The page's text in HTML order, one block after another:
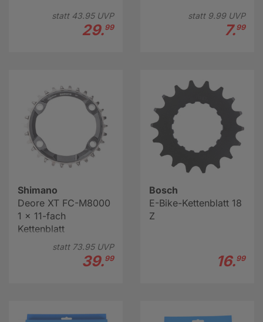
statt 43.95UVP
29.99
statt 9.99UVP
7.99
Shimano
Deore XT FC-M8000
1 x 11-fach
Kettenblatt
statt 73.95UVP
39.99
Bosch
E-Bike-Kettenblatt 18
Z
16.99